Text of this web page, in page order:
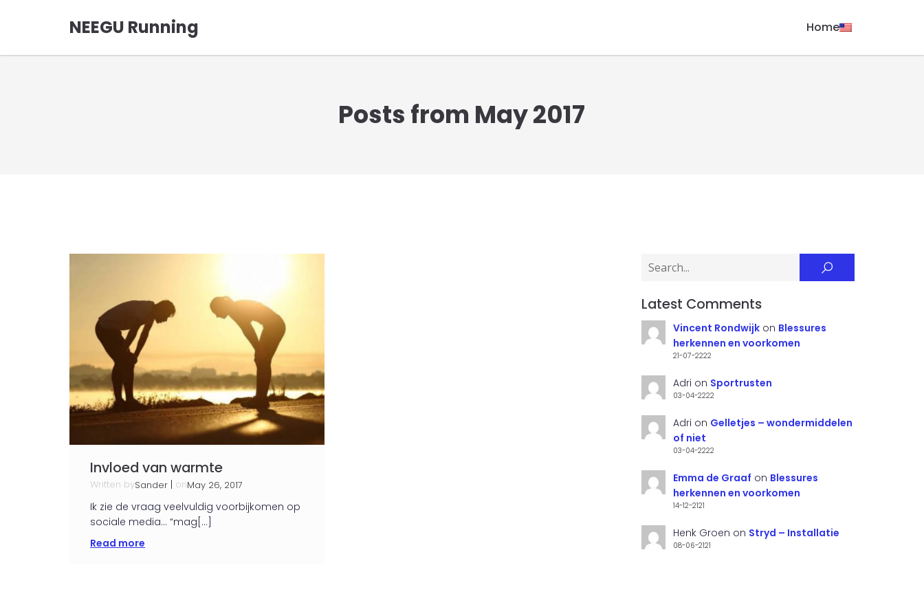
NEEGU Running Home
Posts from May 2017
Invloed van warmte
Written bySander onMay 26, 2017
Ik zie de vraag veelvuldig voorbijkomen op
sociale media… “mag[…]
Read more
Latest Comments
Vincent Rondwijkon Blessures
herkennen en voorkomen
21-07-2222
Adri on Sportrusten
03-04-2222
Adri on Gelletjes – wondermiddelen
of niet
03-04-2222
Emma de Graaf on Blessures
herkennen en voorkomen
14-12-2121
Henk Groen on Stryd – Installatie
08-06-2121